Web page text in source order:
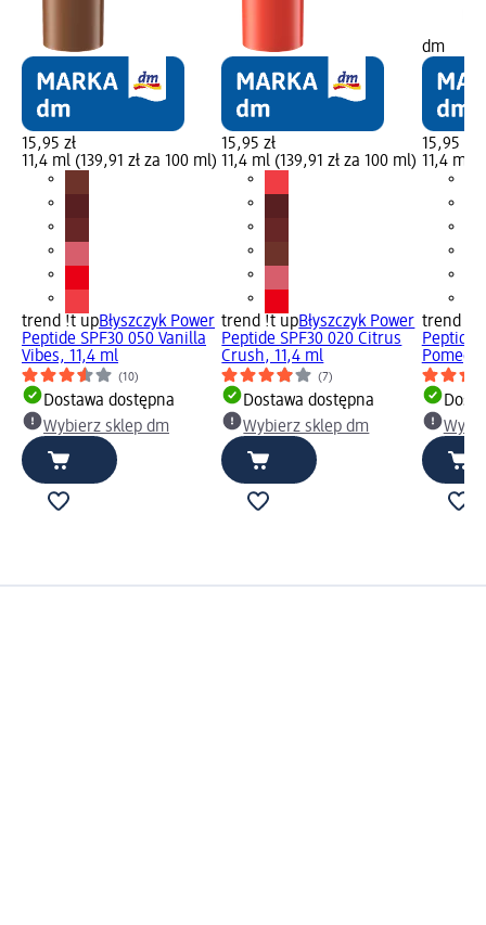
15,95 zł
11,4 ml (139,91 zł za 100 ml)
trend !t upBłyszczyk Power
Peptide SPF30 050 Vanilla
Vibes, 11,4 ml
(10)
Dostawa dostępna
Wybierz sklep dm
15,95 zł
11,4 ml (139,91 zł za 100 ml)
trend !t upBłyszczyk Power
Peptide SPF30 020 Citrus
Crush, 11,4 ml
(7)
Dostawa dostępna
Wybierz sklep dm
dm
15,95 zł
11,4 ml
trend !t
Peptide